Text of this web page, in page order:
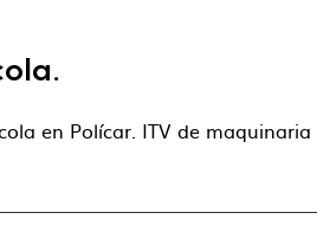
en Polícar. ITV de maquinaria